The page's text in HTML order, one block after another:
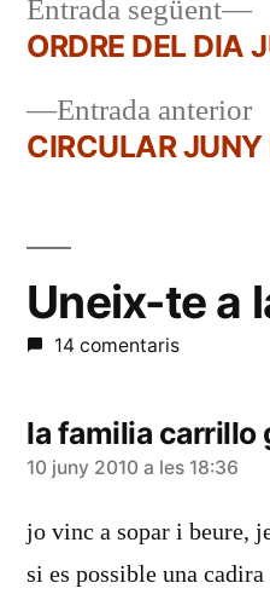
Navegació
d'entrades
Entrada anterior
CIRCULAR JUNY
Entrada següent
ORDRE DEL DIA
Uneix-te a
14 comentaris
la familia carrillo
diu:
10 juny 2010 a les 18:36
jo vinc a sopar i beure,
si es possible una